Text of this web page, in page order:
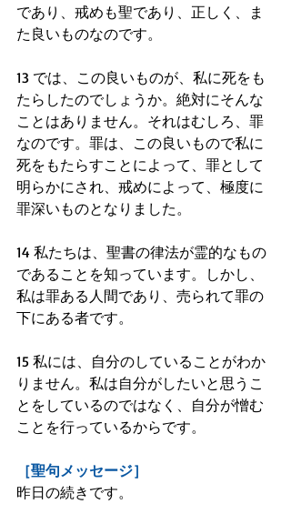
であり、戒めも聖であり、正しく、ま
た良いものなのです。
13 では、この良いものが、私に死をも
たらしたのでしょうか。絶対にそんな
ことはありません。それはむしろ、罪
なのです。罪は、この良いもので私に
死をもたらすことによって、罪として
明らかにされ、戒めによって、極度に
罪深いものとなりました。
14 私たちは、聖書の律法が霊的なもの
であることを知っています。しかし、
私は罪ある人間であり、売られて罪の
下にある者です。
15 私には、自分のしていることがわか
りません。私は自分がしたいと思うこ
とをしているのではなく、自分が憎む
ことを行っているからです。
［聖句メッセージ］
昨日の続きです。